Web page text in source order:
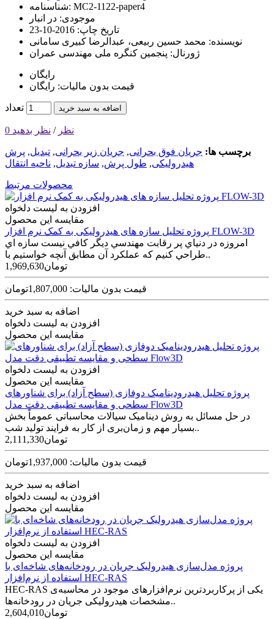
شناسنامه: MC2-1122-paper4
موجودی: در انبار
تاریخ چاپ: 2016-10-23
نویسنده: محمد حسین ربیعی، عبدالرضا كبیری سامانی
ژورنال: پنجمین کنگره ملی مهندسی عمران
رایگان
قیمت بدون مالیات: رایگان
تعداد اضافه به سبد خرید
0 نظر / نظر بدهید
برچسب ها: جریان فوق بحرانی, جریان زیر بحرانی, تبدیل, پرش
هیدرولیكی, طول پرش, سازه تبدیل, ناحیه انتقال
محصولات مرتبط
افزودن به لیست دلخواه
مقایسه این محصول
پروژه تحلیل سازه های هیدرولیکی به کمک نرم افزار FLOW-3D
امروزه در دنياي پر رقابت مهندسي ديگر كافي نيست سازه اي
طراحي كنيم كه عملكرد آن مطابق آنچه خواستيم با..
1,969,630تومان
قیمت بدون مالیات: 1,807,000تومان
اضافه به سبد خرید
افزودن به لیست دلخواه
مقایسه این محصول
افزودن به لیست دلخواه
مقایسه این محصول
پروژه تحلیل هیدرودینامیک دوفازی (سطح آزاد) برای شناورهای
سطحی و مقایسه تطبیقی دقت مدل Flow3D
در حل مسائل به روش دینامیک سیالات محاسباتی عموماً بخش
بسیار مهم و زمان‌بری از کار به فرایند تولید شب..
2,111,330تومان
قیمت بدون مالیات: 1,937,000تومان
اضافه به سبد خرید
افزودن به لیست دلخواه
مقایسه این محصول
افزودن به لیست دلخواه
مقایسه این محصول
پروژه مدل‌سازی هیدرولیک جریان در رودخانه‌های شاخه‌ای با
استفاده از نرم‌افزار HEC-RAS
HEC-RAS یکی از پرکاربردترین نرم‌افزارهای موجود در محاسبه‌ی
مشخصات هیدرولیکی جریان در رودخانه‌ها..
2,604,010تومان